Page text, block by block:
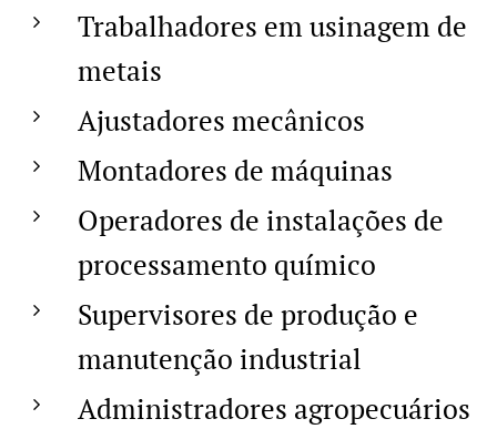
Trabalhadores em usinagem de
metais
Ajustadores mecânicos
Montadores de máquinas
Operadores de instalações de
processamento químico
Supervisores de produção e
manutenção industrial
Administradores agropecuários